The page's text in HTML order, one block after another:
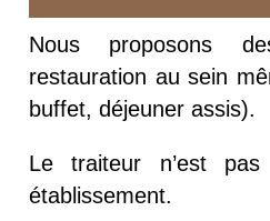
Nous proposons
restauration au sein
buffet, déjeuner assis).
Le traiteur n’est
établissement.